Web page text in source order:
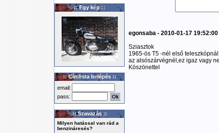
:: Egy kép ::
:: Címlista belépés ::
email:
pass:
:: Szavazás ::
Milyen hatással van rád a
benzináresés?
egonsaba - 2010-01-17 19:52:00
Sziasztok
1965-ös T5 -nél első
az alsószárvégnél,ez igaz vagy
Köszönettel